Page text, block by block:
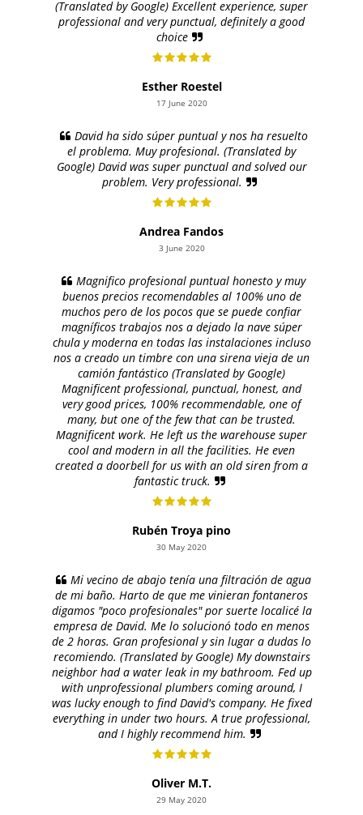
(Translated by Google) Excellent experience, super
professional and very punctual, definitely a good
choice
Esther Roestel
17 June 2020
David ha sido súper puntual y nos ha resuelto
el problema. Muy profesional. (Translated by
Google) David was super punctual and solved our
problem. Very professional.
Andrea Fandos
3 June 2020
Magnifico profesional puntual honesto y muy
buenos precios recomendables al 100% uno de
muchos pero de los pocos que se puede confiar
magníficos trabajos nos a dejado la nave súper
chula y moderna en todas las instalaciones incluso
nos a creado un timbre con una sirena vieja de un
camión fantástico (Translated by Google)
Magnificent professional, punctual, honest, and
very good prices, 100% recommendable, one of
many, but one of the few that can be trusted.
Magnificent work. He left us the warehouse super
cool and modern in all the facilities. He even
created a doorbell for us with an old siren from a
fantastic truck.
Rubén Troya pino
30 May 2020
Mi vecino de abajo tenía una filtración de agua
de mi baño. Harto de que me vinieran fontaneros
digamos "poco profesionales" por suerte localicé la
empresa de David. Me lo solucionó todo en menos
de 2 horas. Gran profesional y sin lugar a dudas lo
recomiendo. (Translated by Google) My downstairs
neighbor had a water leak in my bathroom. Fed up
with unprofessional plumbers coming around, I
was lucky enough to find David's company. He fixed
everything in under two hours. A true professional,
and I highly recommend him.
Oliver M.T.
29 May 2020